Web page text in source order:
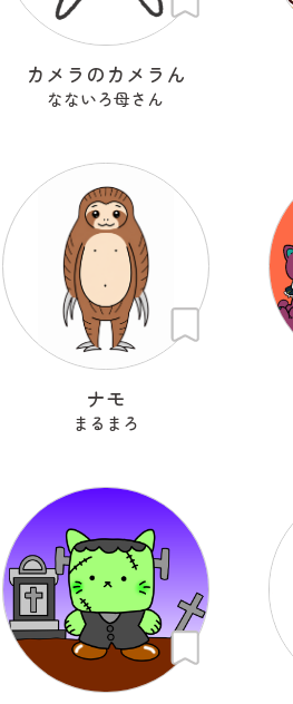
カメラのカメラん
なないろ母さん
ナモ
まるまろ